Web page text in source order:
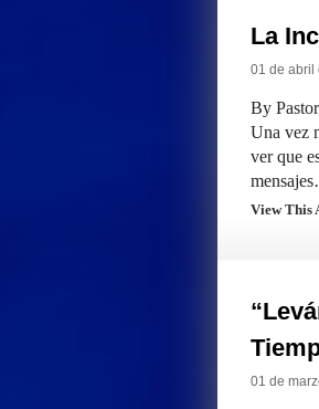
La
01 de abril
By
Una vez
ver que
View This
01 de